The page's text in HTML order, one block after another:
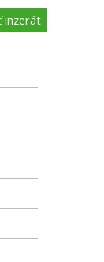
inzerát